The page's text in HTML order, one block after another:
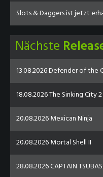
Slots & Daggers ist jetzt
Nächste
13.08.2026 Defender of the
18.08.2026 The Sinking City 2
20.08.2026 Mexican Ninja
20.08.2026 Mortal Shell II
28.08.2026 CAPTAIN